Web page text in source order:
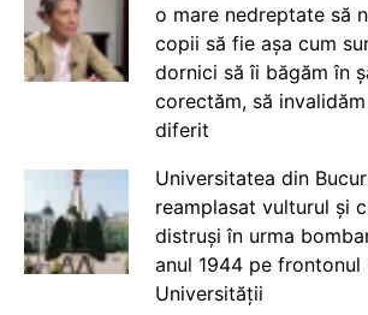
o mare nedreptate să
copii să fie așa cum
dornici să îi băgăm în
corectăm, să
diferit
Universitatea din
reamplasat vulturul și
distruși în urma
anul 1944 pe frontonul
Universității